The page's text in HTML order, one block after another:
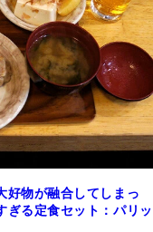
好物が融合してしまっ
ぎる定食セット：パリッ